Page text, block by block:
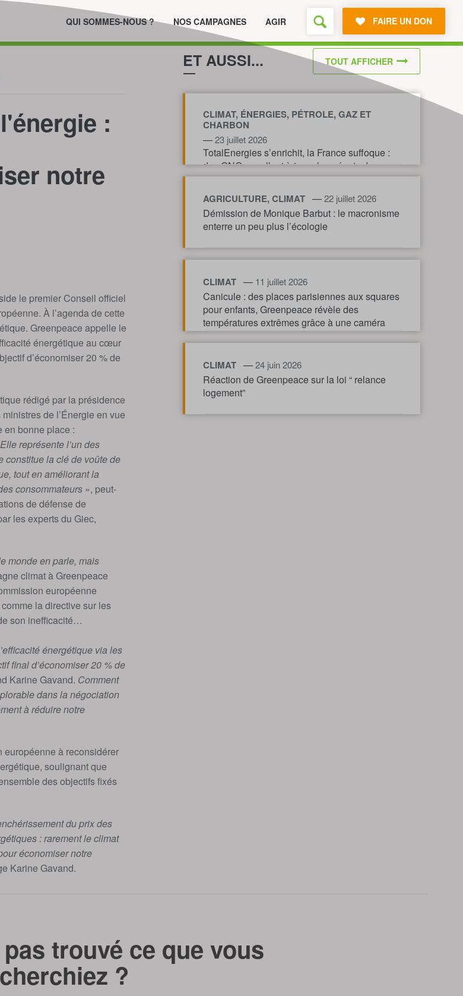
QUI SOMMES-NOUS ? NOS CAMPAGNES AGIR FAIRE UN DON
:
notre
le premier Conseil officiel
À l’agenda de cette
Greenpeace appelle le
énergétique au cœur
d’économiser 20 % de
rédigé par la présidence
de l’Énergie en vue
en bonne place :
représente l’un des
constitue la clé de voûte de
tout en améliorant la
consommateurs », peut-
de défense de
les experts du Giec,
monde en parle, mais
climat à Greenpeace
européenne
la directive sur les
son inefficacité…
énergétique via les
final d’économiser 20 % de
Karine Gavand. Comment
dans la négociation
à réduire notre
européenne à reconsidérer
soulignant que
des objectifs fixés
du prix des
: rarement le climat
économiser notre
Karine Gavand.
ET AUSSI...
CLIMAT, ÉNERGIES, PÉTROLE, GAZ ET
CHARBON
—23 juillet 2026
TotalEnergies s’enrichit, la France suffoque :
des ONG appellent à taxer les géants du
pétrole et du gaz pour financer l’action
AGRICULTURE, CLIMAT —22 juillet 2026
Démission de Monique Barbut : le macronisme
enterre un peu plus l’écologie
CLIMAT — 11 juillet 2026
Canicule : des places parisiennes aux squares
pour enfants, Greenpeace révèle des
températures extrêmes grâce à une caméra
thermique
CLIMAT —24 juin 2026
Réaction de Greenpeace sur la loi “ relance
logement”
TOUT AFFICHER
pas trouvé ce que vous
cherchiez ?